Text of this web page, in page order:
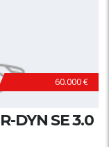
60.000 €
DYN SE 3.0